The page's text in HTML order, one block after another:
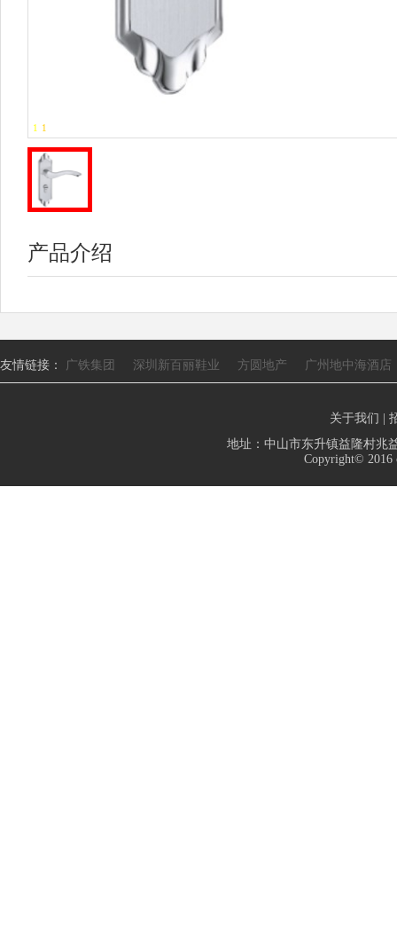
1 1
产品介绍
友情链接： 广铁集团 深圳新百丽鞋业 方圆地产 广州地中海酒店
关于我们
地址：中山市东升镇益隆村兆
Copyright© 2016